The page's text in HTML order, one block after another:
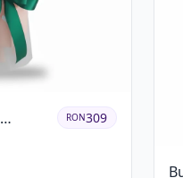
RON309